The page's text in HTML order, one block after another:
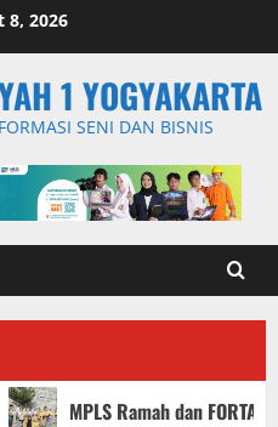
8, 2026
1 YOGYAKARTA
SENI DAN BISNIS
FORTASI SMK